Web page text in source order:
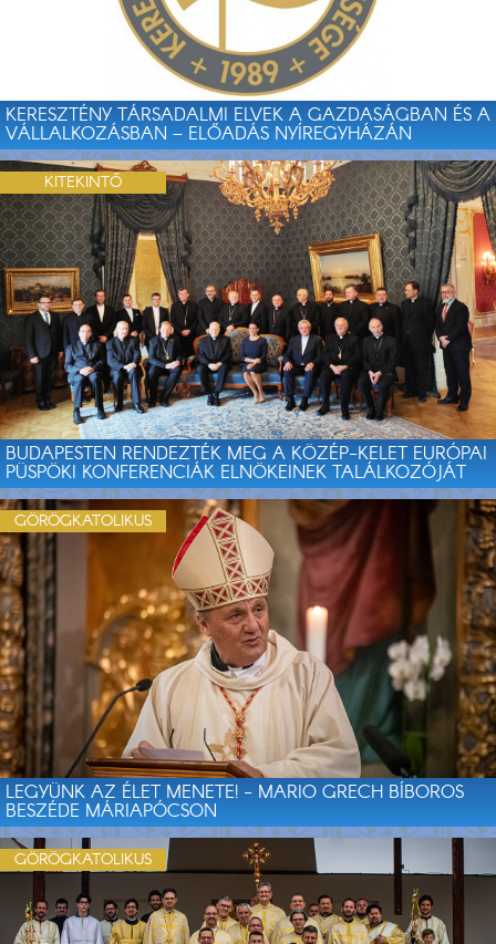
KERESZTÉNY TÁRSADALMI ELVEK A GAZDASÁGBAN ÉS A
VÁLLALKOZÁSBAN – ELŐADÁS NYÍREGYHÁZÁN
BUDAPESTEN RENDEZTÉK MEG A KÖZÉP-KELET EURÓPAI
PÜSPÖKI KONFERENCIÁK ELNÖKEINEK TALÁLKOZÓJÁT
KITEKINTŐ
LEGYÜNK AZ ÉLET MENETE! - MARIO GRECH BÍBOROS
BESZÉDE MÁRIAPÓCSON
GÖRÖGKATOLIKUS
GÖRÖGKATOLIKUS